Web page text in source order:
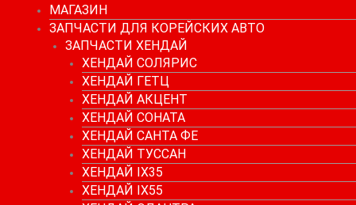
МАГАЗИН
ЗАПЧАСТИ ДЛЯ КОРЕЙСКИХ АВТО
ЗАПЧАСТИ ХЕНДАЙ
ХЕНДАЙ СОЛЯРИС
ХЕНДАЙ ГЕТЦ
ХЕНДАЙ АКЦЕНТ
ХЕНДАЙ СОНАТА
ХЕНДАЙ САНТА ФЕ
ХЕНДАЙ ТУССАН
ХЕНДАЙ IX35
ХЕНДАЙ IX55